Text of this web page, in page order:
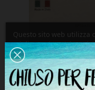
Questo sito web utilizza
migliorare i nostri
alle tue preferenze
navigazione. Per dare il
il pulsante Accetta.
Più info Personalizzare